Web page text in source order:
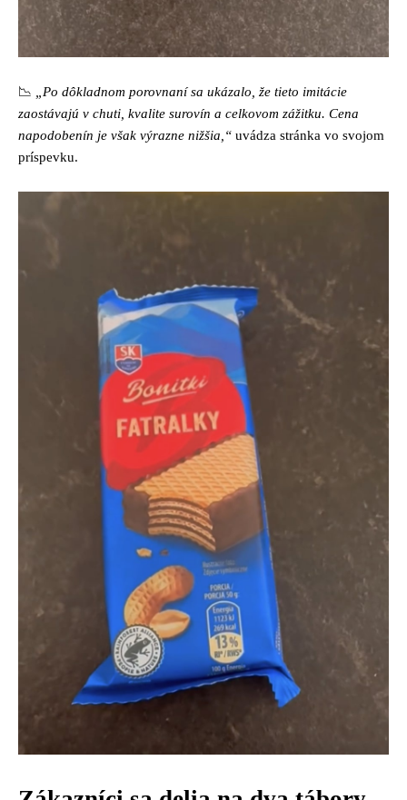
📉
„Po dôkladnom porovnaní sa ukázalo, že tieto imitácie
zaostávajú v chuti, kvalite surovín a celkovom zážitku. Cena
napodobenín je však výrazne nižšia,“ uvádza stránka vo svojom
príspevku.